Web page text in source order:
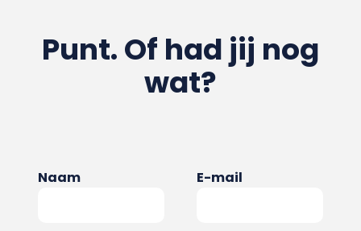
Punt. Of had jij nog
wat?
Naam E-mail